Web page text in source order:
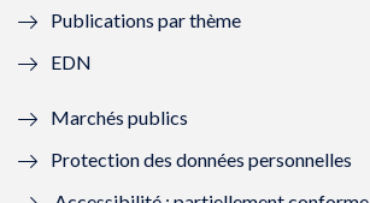
f
n
ê
e
n
ê
Publications par thème
EDN
Marchés publics
Protection des données personnelles